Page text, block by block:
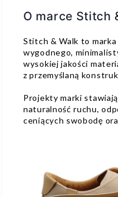
O marce Stitch
Stitch & Walk to
wygodnego,
wysokiej jakości
z przemyślaną
Projekty marki
naturalność ruchu,
ceniących swobodę